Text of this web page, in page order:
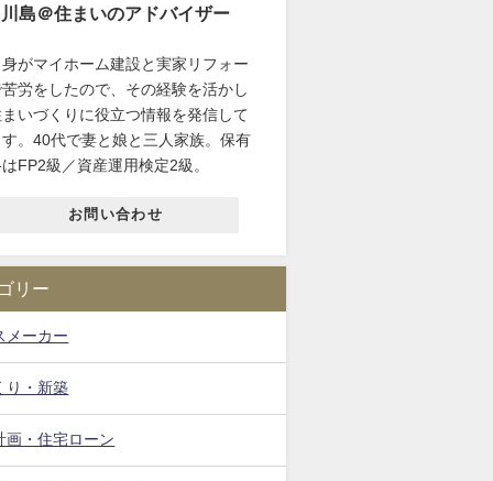
川島＠住まいのアドバイザー
がマイホーム建設と実家リフォー
苦労をしたので、その経験を活かし
まいづくりに役立つ情報を発信して
す。40代で妻と娘と三人家族。保有
FP2級／資産運用検定2級。
お問い合わせ
リー
メーカー
り・新築
画・住宅ローン